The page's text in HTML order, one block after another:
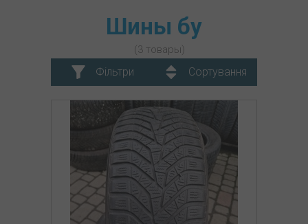
Шины бу
(3 товары)
Фільтри Сортування